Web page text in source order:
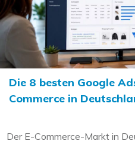
Die 8 besten Google
Commerce in
Der E-Commerce-Markt in